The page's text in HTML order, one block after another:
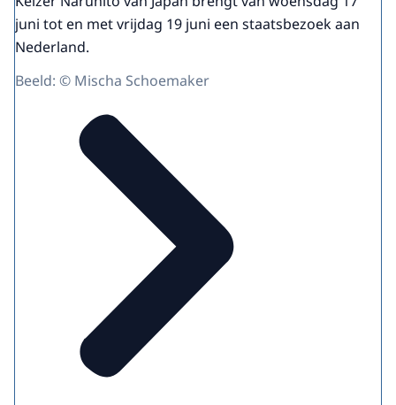
juni tot en met vrijdag 19 juni een staatsbezoek aan
Nederland.
Beeld: © Mischa Schoemaker